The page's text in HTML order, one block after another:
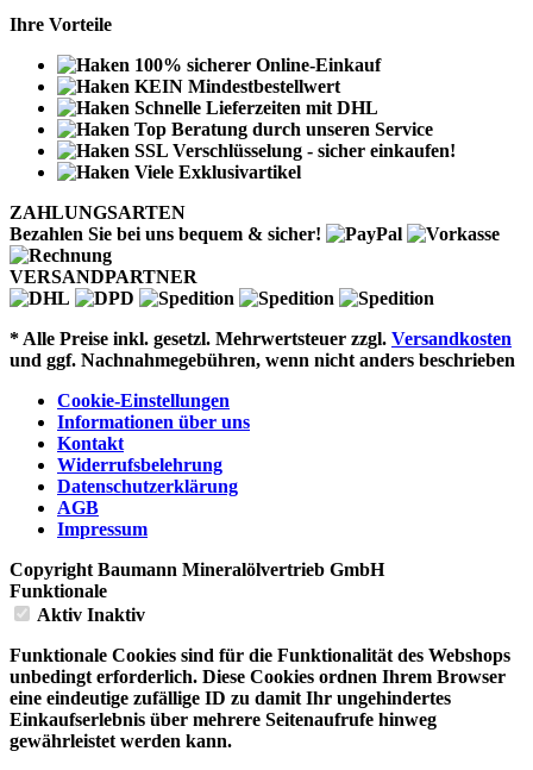
Ihre Vorteile
100% sicherer Online-Einkauf
KEIN Mindestbestellwert
Schnelle Lieferzeiten mit DHL
Top Beratung durch unseren Service
SSL Verschlüsselung - sicher einkaufen!
Viele Exklusivartikel
ZAHLUNGSARTEN
Bezahlen Sie bei uns bequem & sicher!
VERSANDPARTNER
* Alle Preise inkl. gesetzl. Mehrwertsteuer zzgl. Versandkosten
und ggf. Nachnahmegebühren, wenn nicht anders beschrieben
Cookie-Einstellungen
Informationen über uns
Kontakt
Widerrufsbelehrung
Datenschutzerklärung
AGB
Impressum
Copyright Baumann Mineralölvertrieb GmbH
Funktionale
Aktiv Inaktiv
Funktionale Cookies sind für die Funktionalität des Webshops
unbedingt erforderlich. Diese Cookies ordnen Ihrem Browser
eine eindeutige zufällige ID zu damit Ihr ungehindertes
Einkaufserlebnis über mehrere Seitenaufrufe hinweg
gewährleistet werden kann.